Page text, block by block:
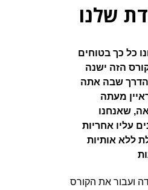
שלנו
כל כך בטוחים
הזה ישנה
שבה אתה
מעתה
שאנחנו
עליו אחריות
ללא אותיות
ועבור את הקורס